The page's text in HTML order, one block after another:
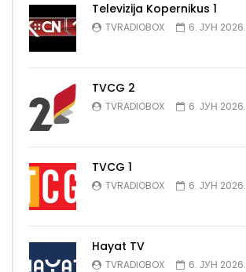
Televizija Kopernikus 1
TVRADIOBOX 6. ЈУН 2026.
TVCG 2
TVRADIOBOX 6. ЈУН 2026.
TVCG 1
TVRADIOBOX 6. ЈУН 2026.
Hayat TV
TVRADIOBOX 6. ЈУН 2026.